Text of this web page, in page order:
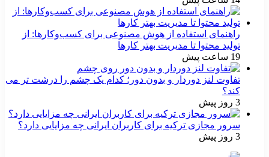
راهنمای استفاده از هوش مصنوعی برای کسب‌وکارها: از
تولید محتوا تا مدیریت بهتر کارها
19 ساعت پیش
تفاوت لنز دوردار و بدون دور؛ کدام یک چشم را درشت تر می
کند؟
3 روز پیش
سرور مجازی ترکیه برای کاربران ایرانی چه مزایایی دارد؟
3 روز پیش